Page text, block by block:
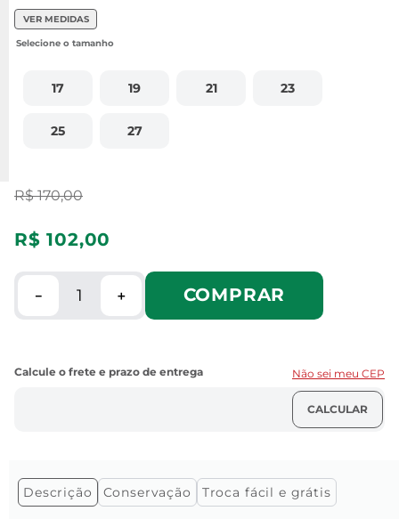
VER MEDIDAS
17 19 21 23
25 27
R$ 170,00
R$ 102,00
＋
－ COMPRAR
Não sei meu CEP
Descrição Conservação Troca fácil e grátis